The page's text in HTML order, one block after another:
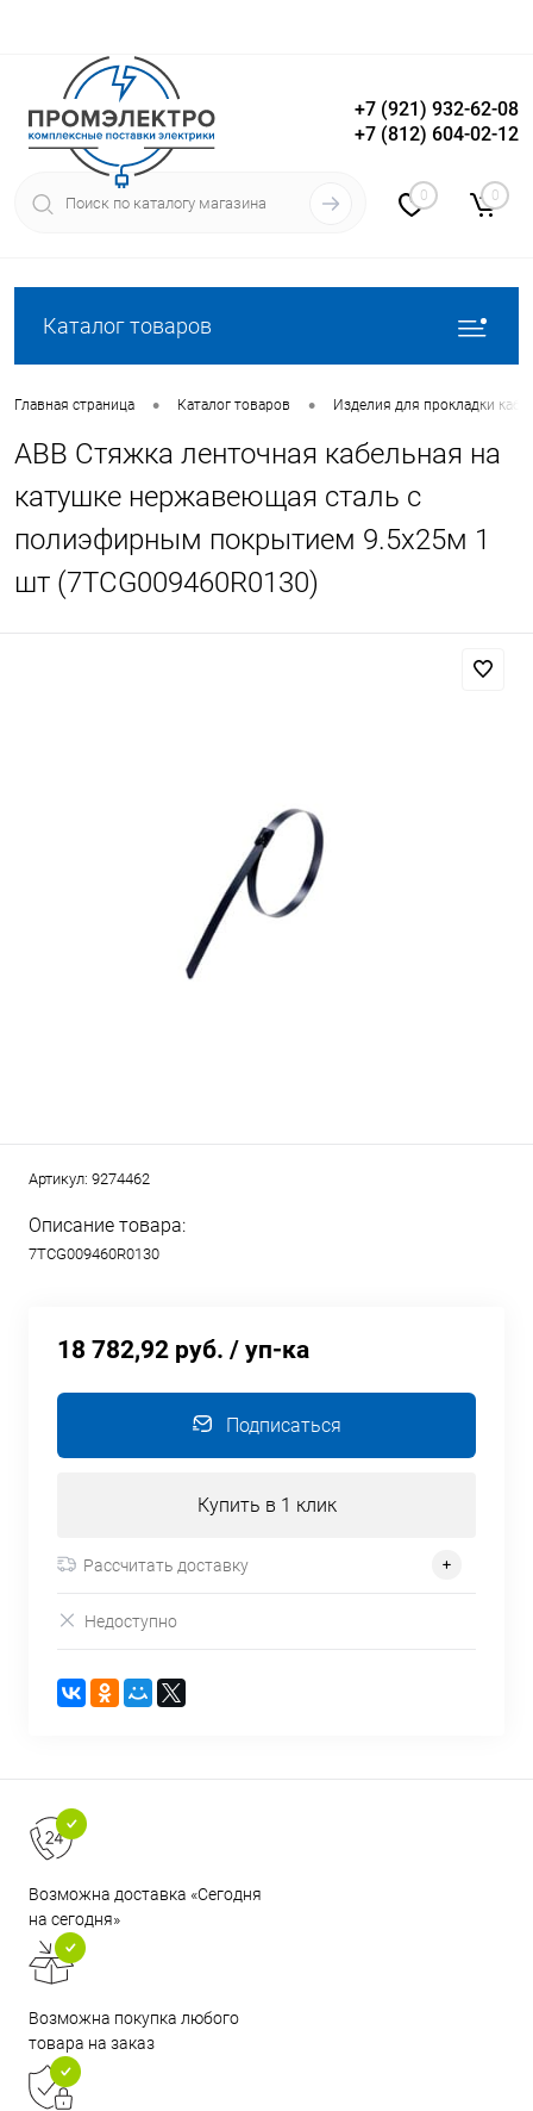
Вход Регистрация
+7 (921) 932-62-08
+7 (812) 604-02-12
0 0
Каталог товаров
Главная страница • Каталог товаров • Изделия для прокладки
ABB Стяжка ленточная кабельная на
катушке нержавеющая сталь с
полиэфирным покрытием 9.5х25м 1
шт (7TCG009460R0130)
Артикул: 9274462
Описание товара:
7TCG009460R0130
18 782,92 руб. / уп-ка
Подписаться
Купить в 1 клик
Рассчитать доставку
Недоступно
Возможна доставка «Сегодня
на сегодня»
Возможна покупка любого
товара на заказ